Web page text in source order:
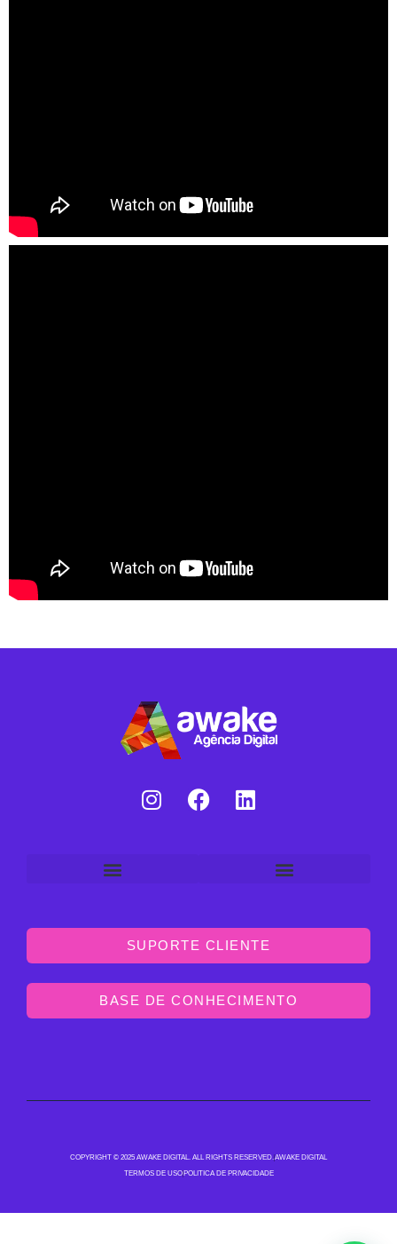
SUPORTE CLIENTE
BASE DE CONHECIMENTO
COPYRIGHT © 2025 AWAKE DIGITAL. ALL RIGHTS RESERVED.AWAKE DIGITAL
TERMOS DE USO POLITICA DE PRIVACIDADE